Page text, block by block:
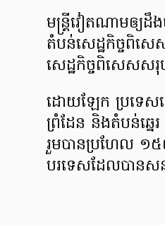
មន្ត្រី​វៀតណាម​ឲ្យ​ដឹ
តំបន់​សេដ្ឋ​កិច្ច​ពិ
សេដ្ឋកិច្ច​ពិសេស​ស
ដោយ​ឡែក ប្រទេស​វ
ព្រំដែន និង​តំបន់​ឆ្ន
រួមបាន​ប្រហែល ១៥
បរទេស​ដែល​បាន​ស